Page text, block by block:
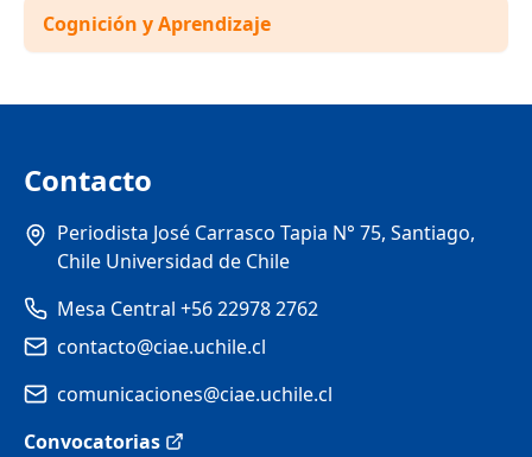
Cognición y Aprendizaje
Contacto
Periodista José Carrasco Tapia N° 75, Santiago,
Chile Universidad de Chile
Mesa Central +56 22978 2762
contacto@ciae.uchile.cl
comunicaciones@ciae.uchile.cl
Convocatorias